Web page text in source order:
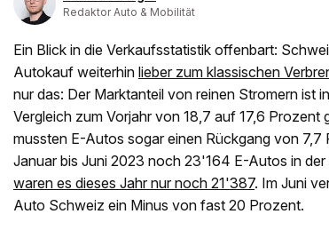
Redaktor Auto & Mobilität
Ein Blick in die Verkaufsstatistik offenbart:
Autokauf weiterhin lieber zum klassischen
nur das: Der Marktanteil von reinen Stromern ist
Vergleich zum Vorjahr von 18,7 auf 17,6
mussten E-Autos sogar einen Rückgang von
Januar bis Juni 2023 noch 23'164 E-Autos in
waren es dieses Jahr nur noch 21'387. Im Juni
Auto Schweiz ein Minus von fast 20 Prozent.